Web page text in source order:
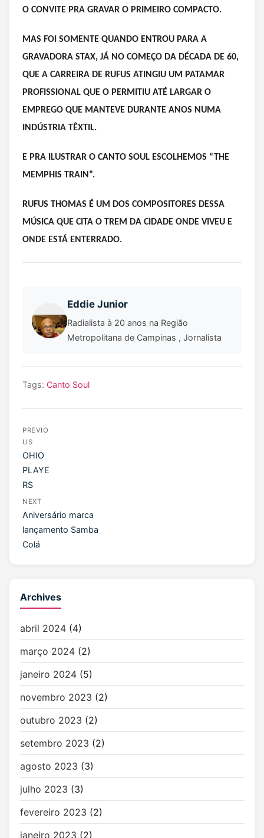
O CONVITE PRA GRAVAR O PRIMEIRO COMPACTO.
MAS FOI SOMENTE QUANDO ENTROU PARA A
GRAVADORA STAX, JÁ NO COMEÇO DA DÉCADA DE 60,
QUE A CARREIRA DE RUFUS ATINGIU UM PATAMAR
PROFISSIONAL QUE O PERMITIU ATÉ LARGAR O
EMPREGO QUE MANTEVE DURANTE ANOS NUMA
INDÚSTRIA TÊXTIL.
E PRA ILUSTRAR O CANTO SOUL ESCOLHEMOS “THE
MEMPHIS TRAIN”.
RUFUS THOMAS É UM DOS COMPOSITORES DESSA
MÚSICA QUE CITA O TREM DA CIDADE ONDE VIVEU E
ONDE ESTÁ ENTERRADO.
Eddie Junior
Radialista à 20 anos na Região
Metropolitana de Campinas , Jornalista
Tags: Canto Soul
PREVIO
US
OHIO
PLAYE
RS
NEXT
Aniversário marca
lançamento Samba
Colá
Archives
abril 2024 (4)
março 2024 (2)
janeiro 2024 (5)
novembro 2023 (2)
outubro 2023 (2)
setembro 2023 (2)
agosto 2023 (3)
julho 2023 (3)
fevereiro 2023 (2)
janeiro 2023 (2)